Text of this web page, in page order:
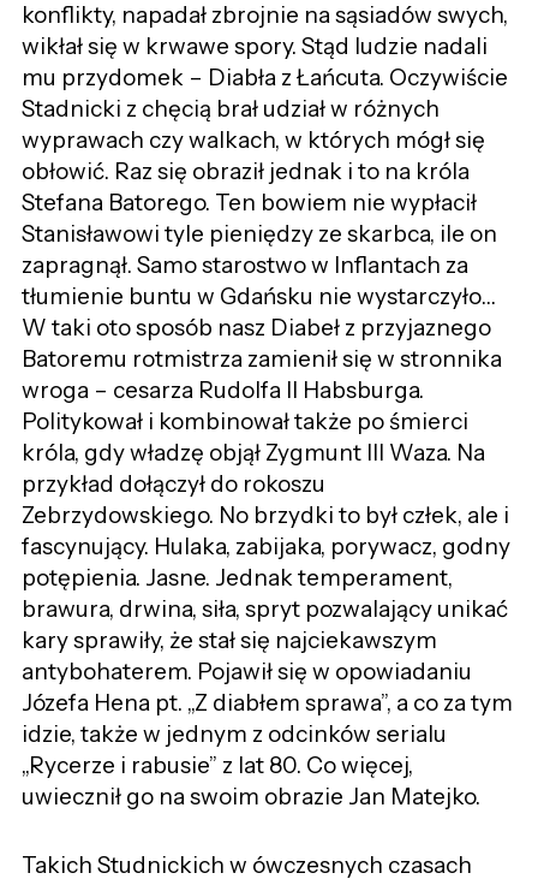
konflikty, napadał zbrojnie na sąsiadów swych,
wikłał się w krwawe spory. Stąd ludzie nadali
mu przydomek – Diabła z Łańcuta. Oczywiście
Stadnicki z chęcią brał udział w różnych
wyprawach czy walkach, w których mógł się
obłowić. Raz się obraził jednak i to na króla
Stefana Batorego. Ten bowiem nie wypłacił
Stanisławowi tyle pieniędzy ze skarbca, ile on
zapragnął. Samo starostwo w Inflantach za
tłumienie buntu w Gdańsku nie wystarczyło…
W taki oto sposób nasz Diabeł z przyjaznego
Batoremu rotmistrza zamienił się w stronnika
wroga – cesarza Rudolfa II Habsburga.
Politykował i kombinował także po śmierci
króla, gdy władzę objął Zygmunt III Waza. Na
przykład dołączył do rokoszu
Zebrzydowskiego. No brzydki to był człek, ale i
fascynujący. Hulaka, zabijaka, porywacz, godny
potępienia. Jasne. Jednak temperament,
brawura, drwina, siła, spryt pozwalający unikać
kary sprawiły, że stał się najciekawszym
antybohaterem. Pojawił się w opowiadaniu
Józefa Hena pt. „Z diabłem sprawa”, a co za tym
idzie, także w jednym z odcinków serialu
„Rycerze i rabusie” z lat 80. Co więcej,
uwiecznił go na swoim obrazie Jan Matejko.
Takich Studnickich w ówczesnych czasach